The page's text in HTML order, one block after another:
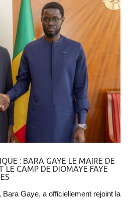
: BARA GAYE LE MAIRE DE
LE CAMP DE DIOMAYE FAYE
Gaye, a officiellement rejoint la